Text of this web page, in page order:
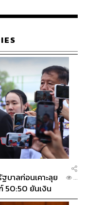
บาลก่อนเคาะลุย
50:50 ยันเงิน
...